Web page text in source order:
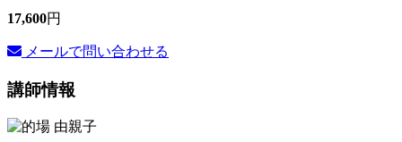
17,600円
メールで問い合わせる
講師情報